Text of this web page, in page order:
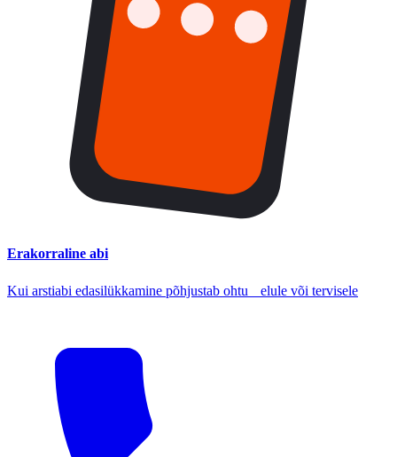
Erakorraline abi
Kui arstiabi edasilükkamine põhjustab ohtu elule või tervisele